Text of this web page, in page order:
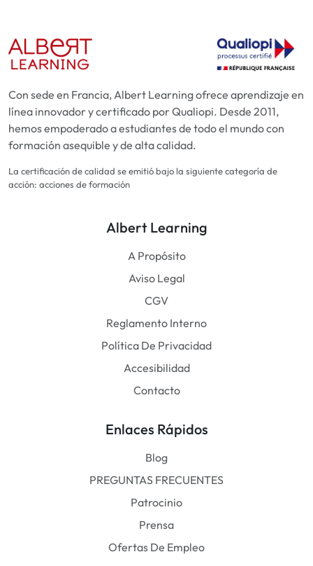
Con sede en Francia, Albert Learning ofrece aprendizaje en
línea innovador y certificado por Qualiopi. Desde 2011,
hemos empoderado a estudiantes de todo el mundo con
formación asequible y de alta calidad.
La certificación de calidad se emitió bajo la siguiente categoría de
acción: acciones de formación
Albert Learning
A Propósito
Aviso Legal
CGV
Reglamento Interno
Política De Privacidad
Accesibilidad
Contacto
Enlaces Rápidos
Blog
PREGUNTAS FRECUENTES
Patrocinio
Prensa
Ofertas De Empleo